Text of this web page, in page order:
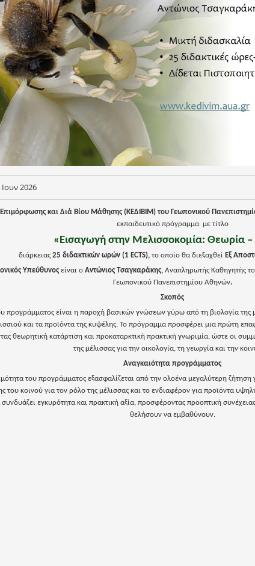
2026
Επιμόρφωσης και Διά Βίου Μάθησης (ΚΕΔΙΒΙΜ) του Γεωπονικού
εκπαιδευτικό πρόγραμμα με τίτλο
«Εισαγωγή στην Μελισσοκομία: Θεωρία
διάρκειας 25 διδακτικών ωρών (1 ECTS),το οποίο θα διεξαχθεί Εξ
Υπεύθυνος είναι οΑντώνιος Τσαγκαράκης, Αναπληρωτής Καθηγητής
Γεωπονικού Πανεπιστημίου Αθηνών.
Σκοπός
προγράμματος είναι η παροχή βασικών γνώσεων γύρω από τη βιολογία της
και τα προϊόντα της κυψέλης. Το πρόγραμμα προσφέρει μια πρώτη
θεωρητική κατάρτιση και προκαταρκτική πρακτική γνωριμία, ώστε οι
της μέλισσας για την οικολογία, τη γεωργία και την
Αναγκαιότητα προγράμματος
του προγράμματος εξασφαλίζεται από την ολοένα μεγαλύτερη ζήτηση
του κοινού για τον ρόλο της μέλισσας και το ενδιαφέρον για προϊόντα
εγκυρότητα και πρακτική αξία, προσφέροντας προοπτική
θελήσουν να εμβαθύνουν.